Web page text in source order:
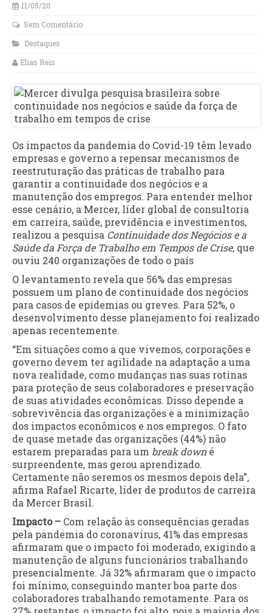
11/05/20
Sem Comentário
Destaques
Elias Reis
Os impactos da pandemia do Covid-19 têm levado
empresas e governo a repensar mecanismos de
reestruturação das práticas de trabalho para
garantir a continuidade dos negócios e a
manutenção dos empregos. Para entender melhor
esse cenário, a Mercer, líder global de consultoria
em carreira, saúde, previdência e investimentos,
realizou a pesquisa Continuidade dos Negócios e a
Saúde da Força de Trabalho em Tempos de Crise, que
ouviu 240 organizações de todo o país
O levantamento revela que 56% das empresas
possuem um plano de continuidade dos negócios
para casos de epidemias ou greves. Para 52%, o
desenvolvimento desse planejamento foi realizado
apenas recentemente.
“Em situações como a que vivemos, corporações e
governo devem ter agilidade na adaptação a uma
nova realidade, como mudanças nas suas rotinas
para proteção de seus colaboradores e preservação
de suas atividades econômicas. Disso depende a
sobrevivência das organizações e a minimização
dos impactos econômicos e nos empregos. O fato
de quase metade das organizações (44%) não
estarem preparadas para um break downé
surpreendente, mas gerou aprendizado.
Certamente não seremos os mesmos depois dela”,
afirma Rafael Ricarte, líder de produtos de carreira
da Mercer Brasil.
Impacto – Com relação às consequências geradas
pela pandemia do coronavírus, 41% das empresas
afirmaram que o impacto foi moderado, exigindo a
manutenção de alguns funcionários trabalhando
presencialmente. Já 32% afirmaram que o impacto
foi mínimo, conseguindo manter boa parte dos
colaboradores trabalhando remotamente. Para os